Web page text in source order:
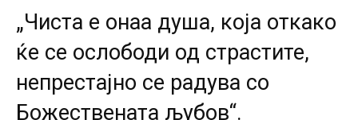
„Чиста е онаа душа, која откако
ќе се ослободи од страстите,
непрестајно се радува со
Божествената љубов“.